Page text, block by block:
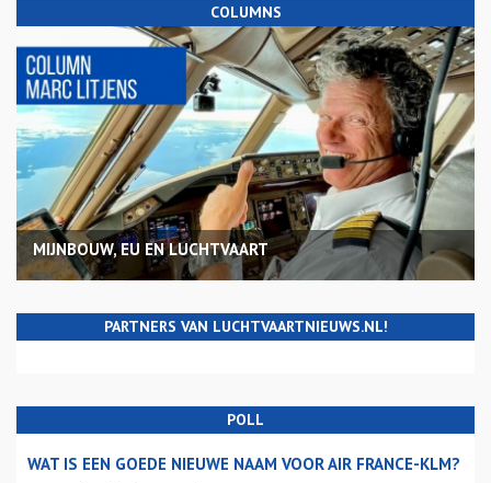
COLUMNS
MIJNBOUW, EU EN LUCHTVAART
PARTNERS VAN LUCHTVAARTNIEUWS.NL!
POLL
WAT IS EEN GOEDE NIEUWE NAAM VOOR AIR FRANCE-KLM?